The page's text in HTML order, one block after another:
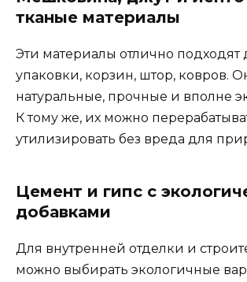
тканые материалы
Эти материалы отлично подходят
упаковки, корзин, штор, ковров.
натуральные, прочные и вполне
К тому же, их можно
утилизировать без вреда для
Цемент и гипс с
добавками
Для внутренней отделки и
можно выбирать экологичные